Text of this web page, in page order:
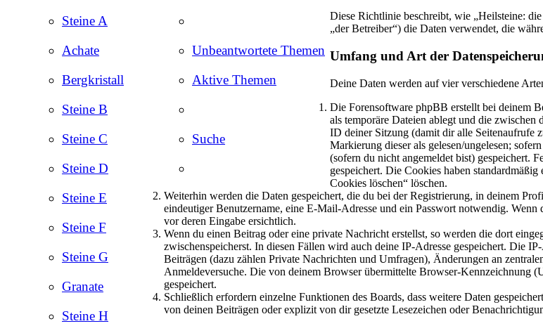
Steine A
Achate
Bergkristall
Steine B
Steine C
Steine D
Steine E
Steine F
Steine G
Granate
Steine H
Unbeantwortete Themen
Aktive Themen
Suche
Diese Richtlinie beschreibt, wie „Heilsteine:
„der Betreiber“) die Daten verwendet, die
Umfang und Art der
Deine Daten werden auf vier verschiedene
Die Forensoftware phpBB erstellt bei deinem
als temporäre Dateien ablegt und die
ID deiner Sitzung (damit dir alle Seitenaufrufe
Markierung dieser als gelesen/ungelesen;
(sofern du nicht angemeldet bist) gespeichert.
gespeichert. Die Cookies haben
Cookies löschen“ löschen.
Weiterhin werden die Daten gespeichert, die du bei der Registrierung, in deinem
eindeutiger Benutzername, eine E-Mail-Adresse und ein Passwort notwendig.
vor deren Eingabe ersichtlich.
Wenn du einen Beitrag oder eine private Nachricht erstellst, so werden die dort
zwischenspeicherst. In diesen Fällen wird auch deine IP-Adresse gespeichert. Die
Beiträgen (dazu zählen Private Nachrichten und Umfragen), Änderungen an
Anmeldeversuche. Die von deinem Browser übermittelte Browser-Kennzeichnung
gespeichert.
Schließlich erfordern einzelne Funktionen des Boards, dass weitere Daten
von deinen Beiträgen oder explizit von dir gesetzte Lesezeichen oder